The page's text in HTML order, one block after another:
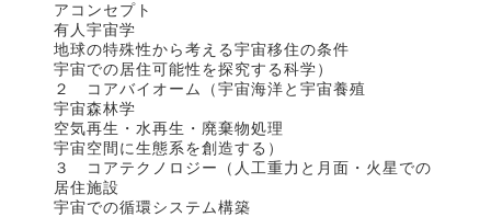
アコンセプト
有人宇宙学
地球の特殊性から考える宇宙移住の条件
宇宙での居住可能性を探究する科学）
２ コアバイオーム（宇宙海洋と宇宙養殖
宇宙森林学
空気再生・水再生・廃棄物処理
宇宙空間に生態系を創造する）
３ コアテクノロジー（人工重力と月面・火星での
居住施設
宇宙での循環システム構築